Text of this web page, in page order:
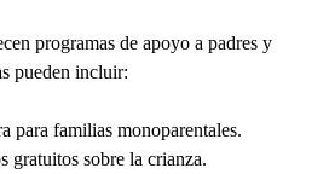
programas de apoyo a padres y
pueden incluir:
para familias monoparentales.
gratuitos sobre la crianza.